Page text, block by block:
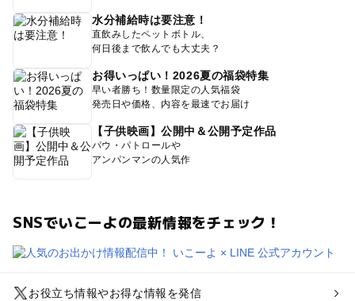
水分補給時は要注意！
直飲みしたペットボトル、
何日後まで飲んでも大丈夫？
お得いっぱい！2026夏の福袋特集
早い者勝ち！数量限定の人気福袋
発売日や価格、内容を最速でお届け
【子供映画】公開中＆公開予定作品
パウ・パトロールや
アンパンマンの人気作
SNSでいこーよの最新情報をチェック！
お役立ち情報やお得な情報を発信